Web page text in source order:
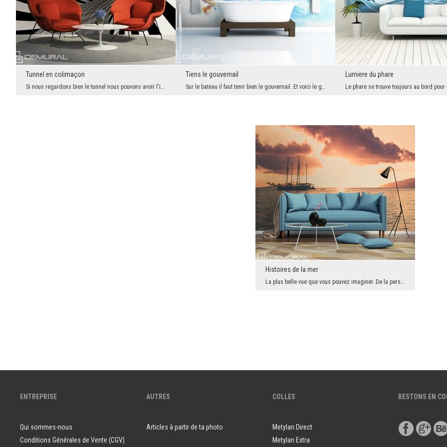
Tunnel en colimaçon Tiens le gouvernail Lumiere du phare
Histoires de la mer
ENTREPRISE
Qui sommes-nous
Conditions Générales de Vente (CGV)
AUTRES
Articles à partir de ta photo
COLLES
Metylan Direct
Metylan Extra
RESTONS EN